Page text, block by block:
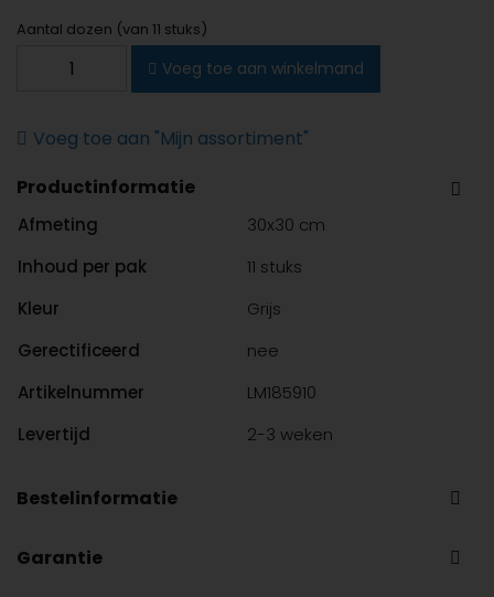
Aantal dozen (van 11 stuks)
Voeg toe aan winkelmand
Voeg toe aan "Mijn assortiment"
Productinformatie
Afmeting
30x30 cm
Inhoud per pak
11 stuks
Kleur
Grijs
Gerectificeerd
nee
Artikelnummer
LM185910
Levertijd
2-3 weken
Bestelinformatie
een sanitaironderdeel nodig van Life Moments of een van
Garantie